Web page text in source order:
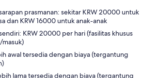
prasmanan: sekitar KRW 20000 untuk
dan KRW 16000 untuk anak-anak
KRW 20000 per hari (fasilitas khusus
awal tersedia dengan biaya (tergantung
lama tersedia dengan biaya (tergantung